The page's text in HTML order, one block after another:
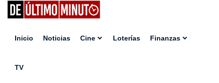
Inicio Noticias Cine Loterías Finanzas
TV